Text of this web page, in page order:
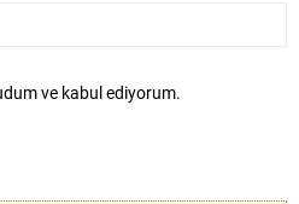
ve kabul ediyorum.